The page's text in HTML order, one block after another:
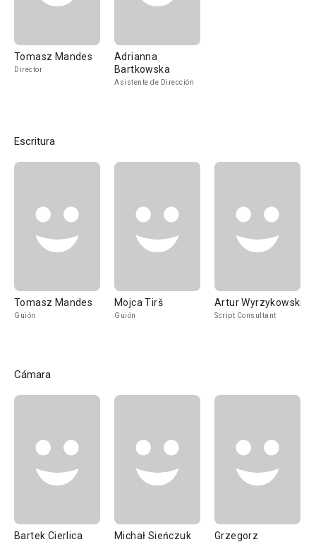
Tomasz Mandes
Director
Adrianna
Bartkowska
Asistente de Dirección
Escritura
Tomasz Mandes
Guión
Mojca Tirš
Guión
Artur Wyrzykowski
Script Consultant
Cámara
Bartek Cierlica Michał Sieńczuk
Grzegorz